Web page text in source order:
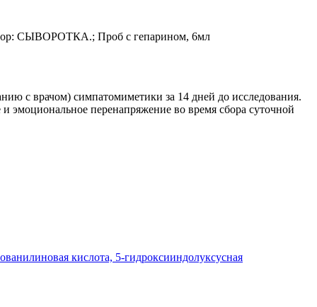
СЫВОРОТКА.; Проб с гепарином, 6мл
с врачом) симпатомиметики за 14 дней до исследования.
эмоциональное перенапряжение во время сбора суточной
кислота, 5-гидроксииндолуксусная